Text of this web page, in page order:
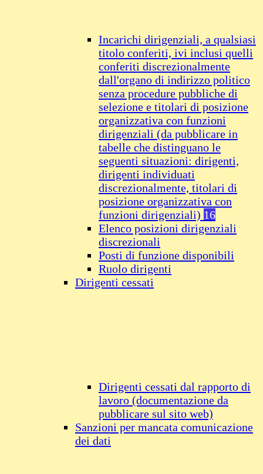
Incarichi dirigenziali, a qualsiasi
titolo conferiti, ivi inclusi quelli
conferiti discrezionalmente
dall'organo di indirizzo politico
senza procedure pubbliche di
selezione e titolari di posizione
organizzativa con funzioni
dirigenziali (da pubblicare in
tabelle che distinguano le
seguenti situazioni: dirigenti,
dirigenti individuati
discrezionalmente, titolari di
posizione organizzativa con
funzioni dirigenziali) 16
Elenco posizioni dirigenziali
discrezionali
Posti di funzione disponibili
Ruolo dirigenti
Dirigenti cessati
Dirigenti cessati dal rapporto di
lavoro (documentazione da
pubblicare sul sito web)
Sanzioni per mancata comunicazione
dei dati